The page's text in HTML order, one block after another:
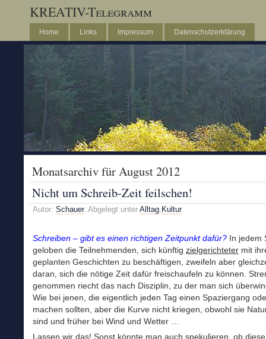
KREATIV-Telegramm
Home Links Impressum Datenschutzerklärung
Monatsarchiv für August 2012
Nicht um Schreib-Zeit feilschen!
Autor: Schauer. Abgelegt unter Alltag, Kultur
Schreiben – gibt es einen richtigen Zeitpunkt dafür? In jedem
geloben die Teilnehmenden, sich künftig zielgerichteter mit
geplanten Geschichten zu beschäftigen, zweifeln aber
daran, sich die nötige Zeit dafür freischaufeln zu können.
genommen riecht das nach Disziplin, zu der man sich
Wie bei jenen, die eigentlich jeden Tag einen Spaziergang
machen sollten, aber die Kurve nicht kriegen, obwohl sie
sind und früher bei Wind und Wetter …
Lassen wir das! Sonst könnte man auch spekulieren, ob diese